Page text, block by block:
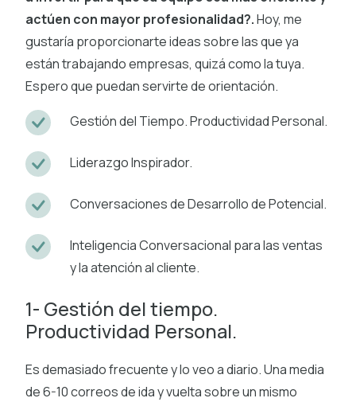
actúen con mayor profesionalidad?.Hoy, me
gustaría proporcionarte ideas sobre las que ya
están trabajando empresas, quizá como la tuya.
Espero que puedan servirte de orientación.
Gestión del Tiempo. Productividad Personal.
Liderazgo Inspirador.
Conversaciones de Desarrollo de Potencial.
Inteligencia Conversacional para las ventas
y la atención al cliente.
1- Gestión del tiempo.
Productividad Personal.
Es demasiado frecuente y lo veo a diario. Una media
de 6-10 correos de ida y vuelta sobre un mismo